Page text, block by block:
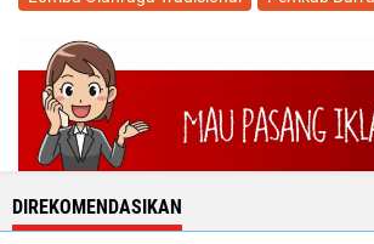
DIREKOMENDASIKAN